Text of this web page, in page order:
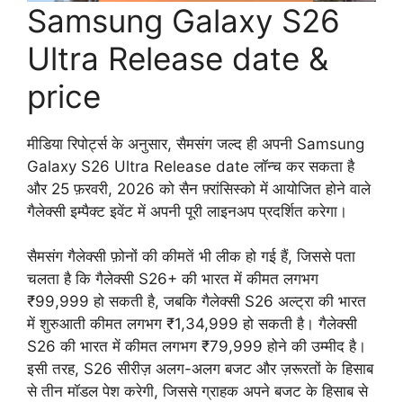
Samsung Galaxy S26
Ultra Release date &
price
मीडिया रिपोर्ट्स के अनुसार, सैमसंग जल्द ही अपनी Samsung
Galaxy S26 Ultra Release date लॉन्च कर सकता है
और 25 फ़रवरी, 2026 को सैन फ़्रांसिस्को में आयोजित होने वाले
गैलेक्सी इम्पैक्ट इवेंट में अपनी पूरी लाइनअप प्रदर्शित करेगा।
सैमसंग गैलेक्सी फ़ोनों की कीमतें भी लीक हो गई हैं, जिससे पता
चलता है कि गैलेक्सी S26+ की भारत में कीमत लगभग
₹99,999 हो सकती है, जबकि गैलेक्सी S26 अल्ट्रा की भारत
में शुरुआती कीमत लगभग ₹1,34,999 हो सकती है। गैलेक्सी
S26 की भारत में कीमत लगभग ₹79,999 होने की उम्मीद है।
इसी तरह, S26 सीरीज़ अलग-अलग बजट और ज़रूरतों के हिसाब
से तीन मॉडल पेश करेगी, जिससे ग्राहक अपने बजट के हिसाब से